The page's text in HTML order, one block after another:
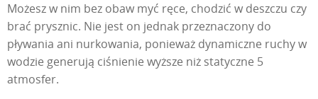
Możesz w nim bez obaw myć ręce, chodzić w deszczu czy
brać prysznic. Nie jest on jednak przeznaczony do
pływania ani nurkowania, ponieważ dynamiczne ruchy w
wodzie generują ciśnienie wyższe niż statyczne 5
atmosfer.